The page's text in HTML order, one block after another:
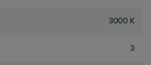
3000 K
3